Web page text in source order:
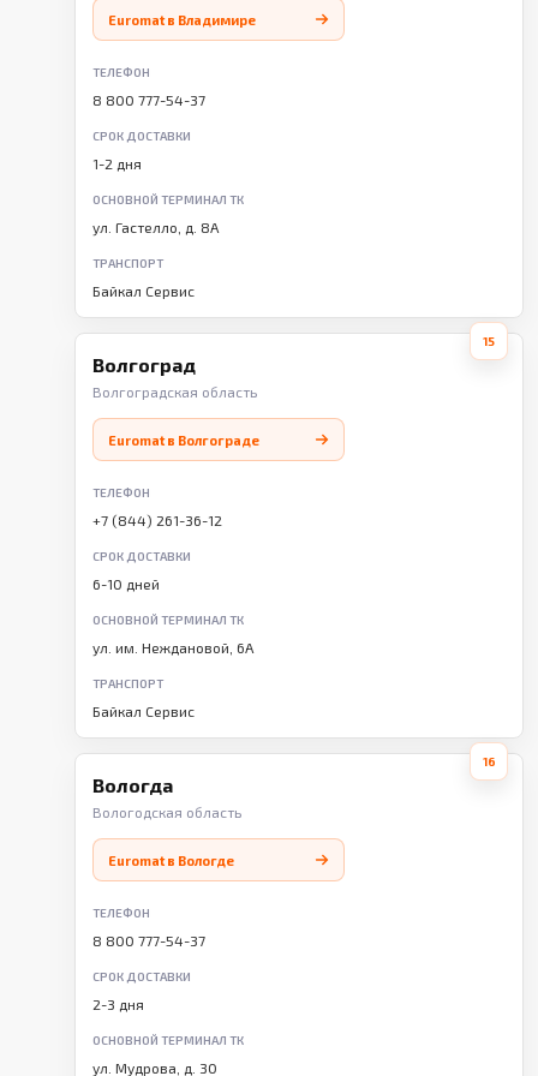
Euromat в Владимире
ТЕЛЕФОН
8 800 777-54-37
СРОК ДОСТАВКИ
1-2 дня
ОСНОВНОЙ ТЕРМИНАЛ ТК
ул. Гастелло, д. 8А
ТРАНСПОРТ
Байкал Сервис
15
Волгоград
Волгоградская область
Euromat в Волгограде
ТЕЛЕФОН
+7 (844) 261-36-12
СРОК ДОСТАВКИ
6-10 дней
ОСНОВНОЙ ТЕРМИНАЛ ТК
ул. им. Неждановой, 6А
ТРАНСПОРТ
Байкал Сервис
16
Вологда
Вологодская область
Euromat в Вологде
ТЕЛЕФОН
8 800 777-54-37
СРОК ДОСТАВКИ
2-3 дня
ОСНОВНОЙ ТЕРМИНАЛ ТК
ул. Мудрова, д. 30